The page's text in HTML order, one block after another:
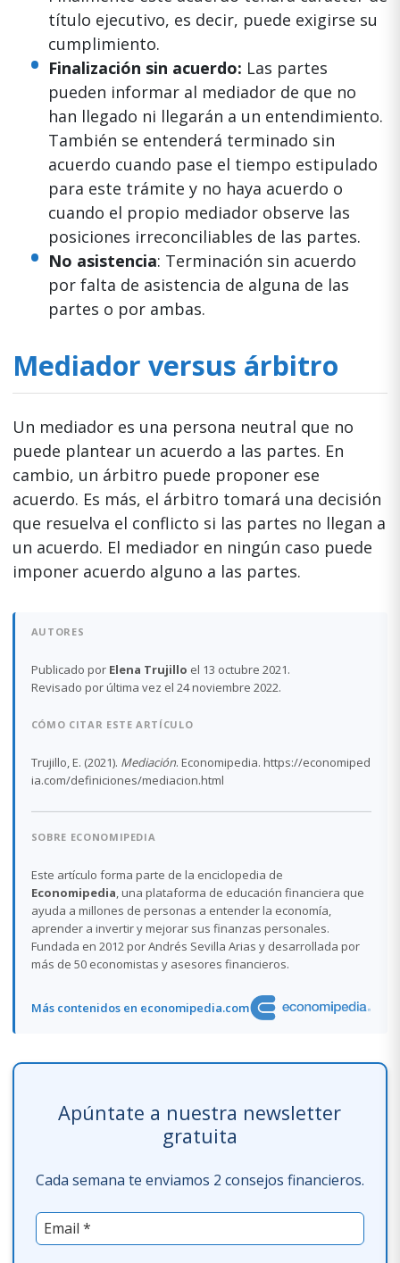
título ejecutivo, es decir, puede exigirse su
cumplimiento.
Finalización sin acuerdo: Las partes
pueden informar al mediador de que no
han llegado ni llegarán a un entendimiento.
También se entenderá terminado sin
acuerdo cuando pase el tiempo estipulado
para este trámite y no haya acuerdo o
cuando el propio mediador observe las
posiciones irreconciliables de las partes.
No asistencia: Terminación sin acuerdo
por falta de asistencia de alguna de las
partes o por ambas.
Mediador versus árbitro
Un mediador es una persona neutral que no
puede plantear un acuerdo a las partes. En
cambio, un árbitro puede proponer ese
acuerdo. Es más, el árbitro tomará una decisión
que resuelva el conflicto si las partes no llegan a
un acuerdo. El mediador en ningún caso puede
imponer acuerdo alguno a las partes.
AUTORES
Publicado por Elena Trujillo el 13 octubre 2021.
Revisado por última vez el 24 noviembre 2022.
CÓMO CITAR ESTE ARTÍCULO
Trujillo, E. (2021). Mediación. Economipedia. https://economiped
ia.com/definiciones/mediacion.html
SOBRE ECONOMIPEDIA
Este artículo forma parte de la enciclopedia de
Economipedia, una plataforma de educación financiera que
ayuda a millones de personas a entender la economía,
aprender a invertir y mejorar sus finanzas personales.
Fundada en 2012 por Andrés Sevilla Arias y desarrollada por
más de 50 economistas y asesores financieros.
Más contenidos en economipedia.com
Apúntate a nuestra newsletter
gratuita
Cada semana te enviamos 2 consejos financieros.